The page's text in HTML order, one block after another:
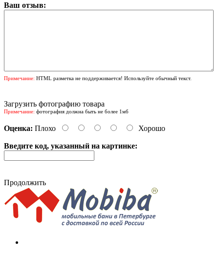
Ваш отзыв:
Примечание: HTML разметка не поддерживается! Используйте обычный текст.
Загрузить фотографию товара
Примечание: фотография должна быть не более 1мб
Оценка: Плохо Хорошо
Введите код, указанный на картинке:
Продолжить